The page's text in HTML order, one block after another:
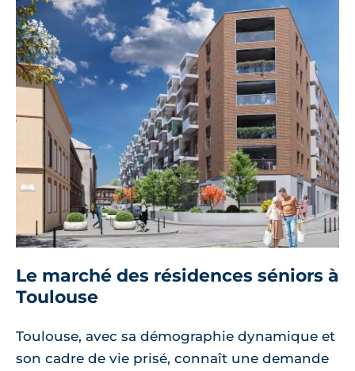
Le marché des résidences séniors à
Toulouse
Toulouse, avec sa démographie dynamique et
son cadre de vie prisé, connaît une demande